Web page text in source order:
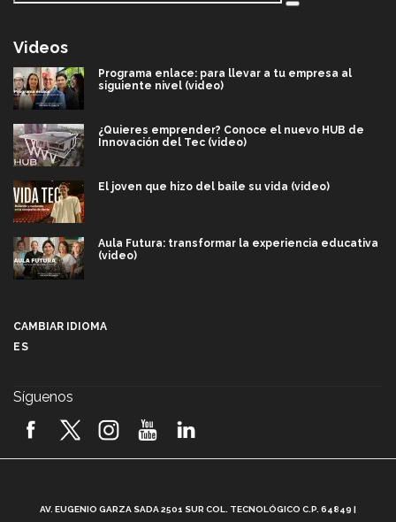
Videos
Programa enlace: para llevar a tu empresa al
siguiente nivel (video)
¿Quieres emprender? Conoce el nuevo HUB de
Innovación del Tec (video)
El joven que hizo del baile su vida (video)
Aula Futura: transformar la experiencia educativa
(video)
2026! (video)
CAMBIAR IDIOMA
ES
Síguenos
AV. EUGENIO GARZA SADA 2501 SUR COL. TECNOLÓGICO C.P. 64849 |